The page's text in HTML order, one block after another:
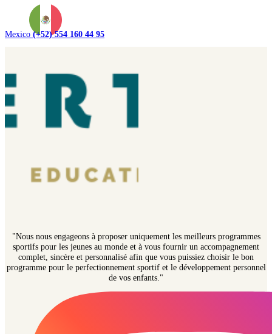
Mexico (+52) 554 160 44 95
"Nous nous engageons à proposer uniquement les meilleurs programmes
sportifs pour les jeunes au monde et à vous fournir un accompagnement
complet, sincère et personnalisé afin que vous puissiez choisir le bon
programme pour le perfectionnement sportif et le développement personnel
de vos enfants."